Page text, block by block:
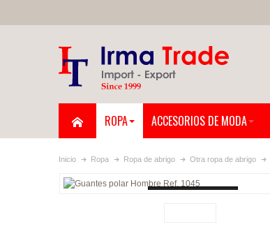
ROPA ACCESORIOS DE MODA
Inicio Ropa Ropa de abrigo Otra ropa de abrigo